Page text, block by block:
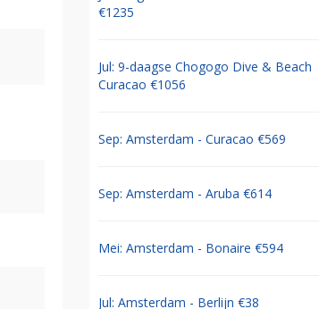
€1235
Jul: 9-daagse Chogogo Dive & Beach
Curacao €1056
Sep: Amsterdam - Curacao €569
Sep: Amsterdam - Aruba €614
Mei: Amsterdam - Bonaire €594
Jul: Amsterdam - Berlijn €38